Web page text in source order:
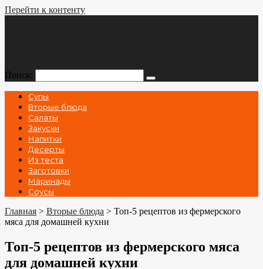
Перейти к контенту
Поиск:
Супы
Вторые блюда
Салаты
Закуски
Напитки
Десерты
Из теста
Заготовки
Маринады
Соусы
Главная > Вторые блюда > Топ-5 рецептов из фермерского
мяса для домашней кухни
Топ-5 рецептов из фермерского мяса
для домашней кухни